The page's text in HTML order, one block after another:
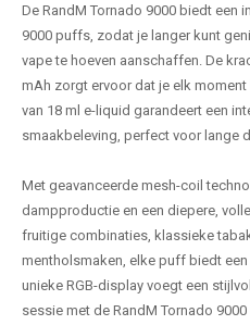
De RandM Tornado 9000 biedt een
9000 puffs, zodat je langer kunt
vape te hoeven aanschaffen. De
mAh zorgt ervoor dat je elk
van 18 ml e-liquid garandeert een
smaakbeleving, perfect voor lange
Met geavanceerde mesh-coil
dampproductie en een diepere,
fruitige combinaties, klassieke
mentholsmaken, elke puff biedt
unieke RGB-display voegt een
sessie met de RandM Tornado